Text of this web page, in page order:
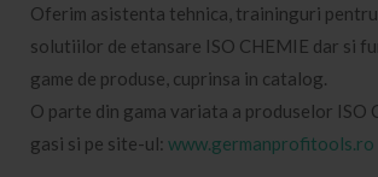
Oferim asistenta tehnica, traininguri
solutiilor de etansare ISO CHEMIE dar si
game de produse, cuprinsa in catalog.
O parte din gama variata a produselor ISO
gasi si pe site-ul: www.germanprofitools.ro